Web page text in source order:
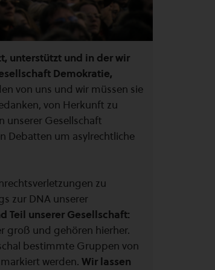
unterstützt und in der wir
Demokratie,
von uns und wir müssen sie
von Herkunft zu
unserer Gesellschaft
Debatten um asylrechtliche
zu
zur DNA unserer
Teil unserer Gesellschaft:
groß und gehören hierher.
bestimmte Gruppen von
werden. Wir lassen